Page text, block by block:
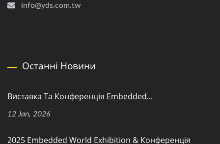
info@yds.com.tw
Останні Новини
Виставка Та Конференція Embedded...
12 Jan, 2026
2025 Embedded World Exhibition & Конференція